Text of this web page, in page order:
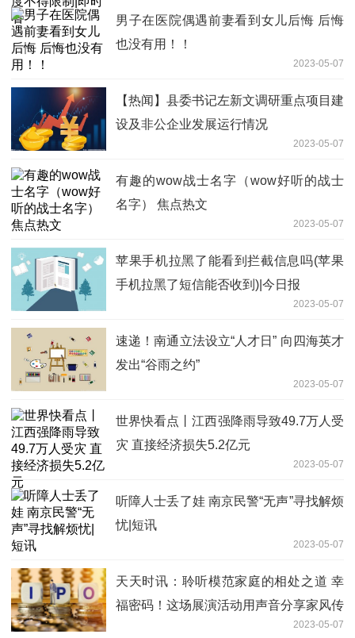
男子在医院偶遇前妻看到女儿后悔 后悔
也没有用！！
2023-05-07
【热闻】县委书记左新文调研重点项目建
设及非公企业发展运行情况
2023-05-07
有趣的wow战士名字（wow好听的战士
名字） 焦点热文
2023-05-07
苹果手机拉黑了能看到拦截信息吗(苹果
手机拉黑了短信能否收到)|今日报
2023-05-07
速递！南通立法设立“人才日” 向四海英才
发出“谷雨之约”
2023-05-07
世界快看点丨江西强降雨导致49.7万人受
灾 直接经济损失5.2亿元
2023-05-07
听障人士丢了娃 南京民警“无声”寻找解烦
忧|短讯
2023-05-07
天天时讯：聆听模范家庭的相处之道 幸
福密码！这场展演活动用声音分享家风传
2023-05-07